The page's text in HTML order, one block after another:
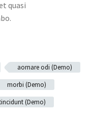
quasi
aornare odi (Demo)
morbi (Demo)
(Demo)